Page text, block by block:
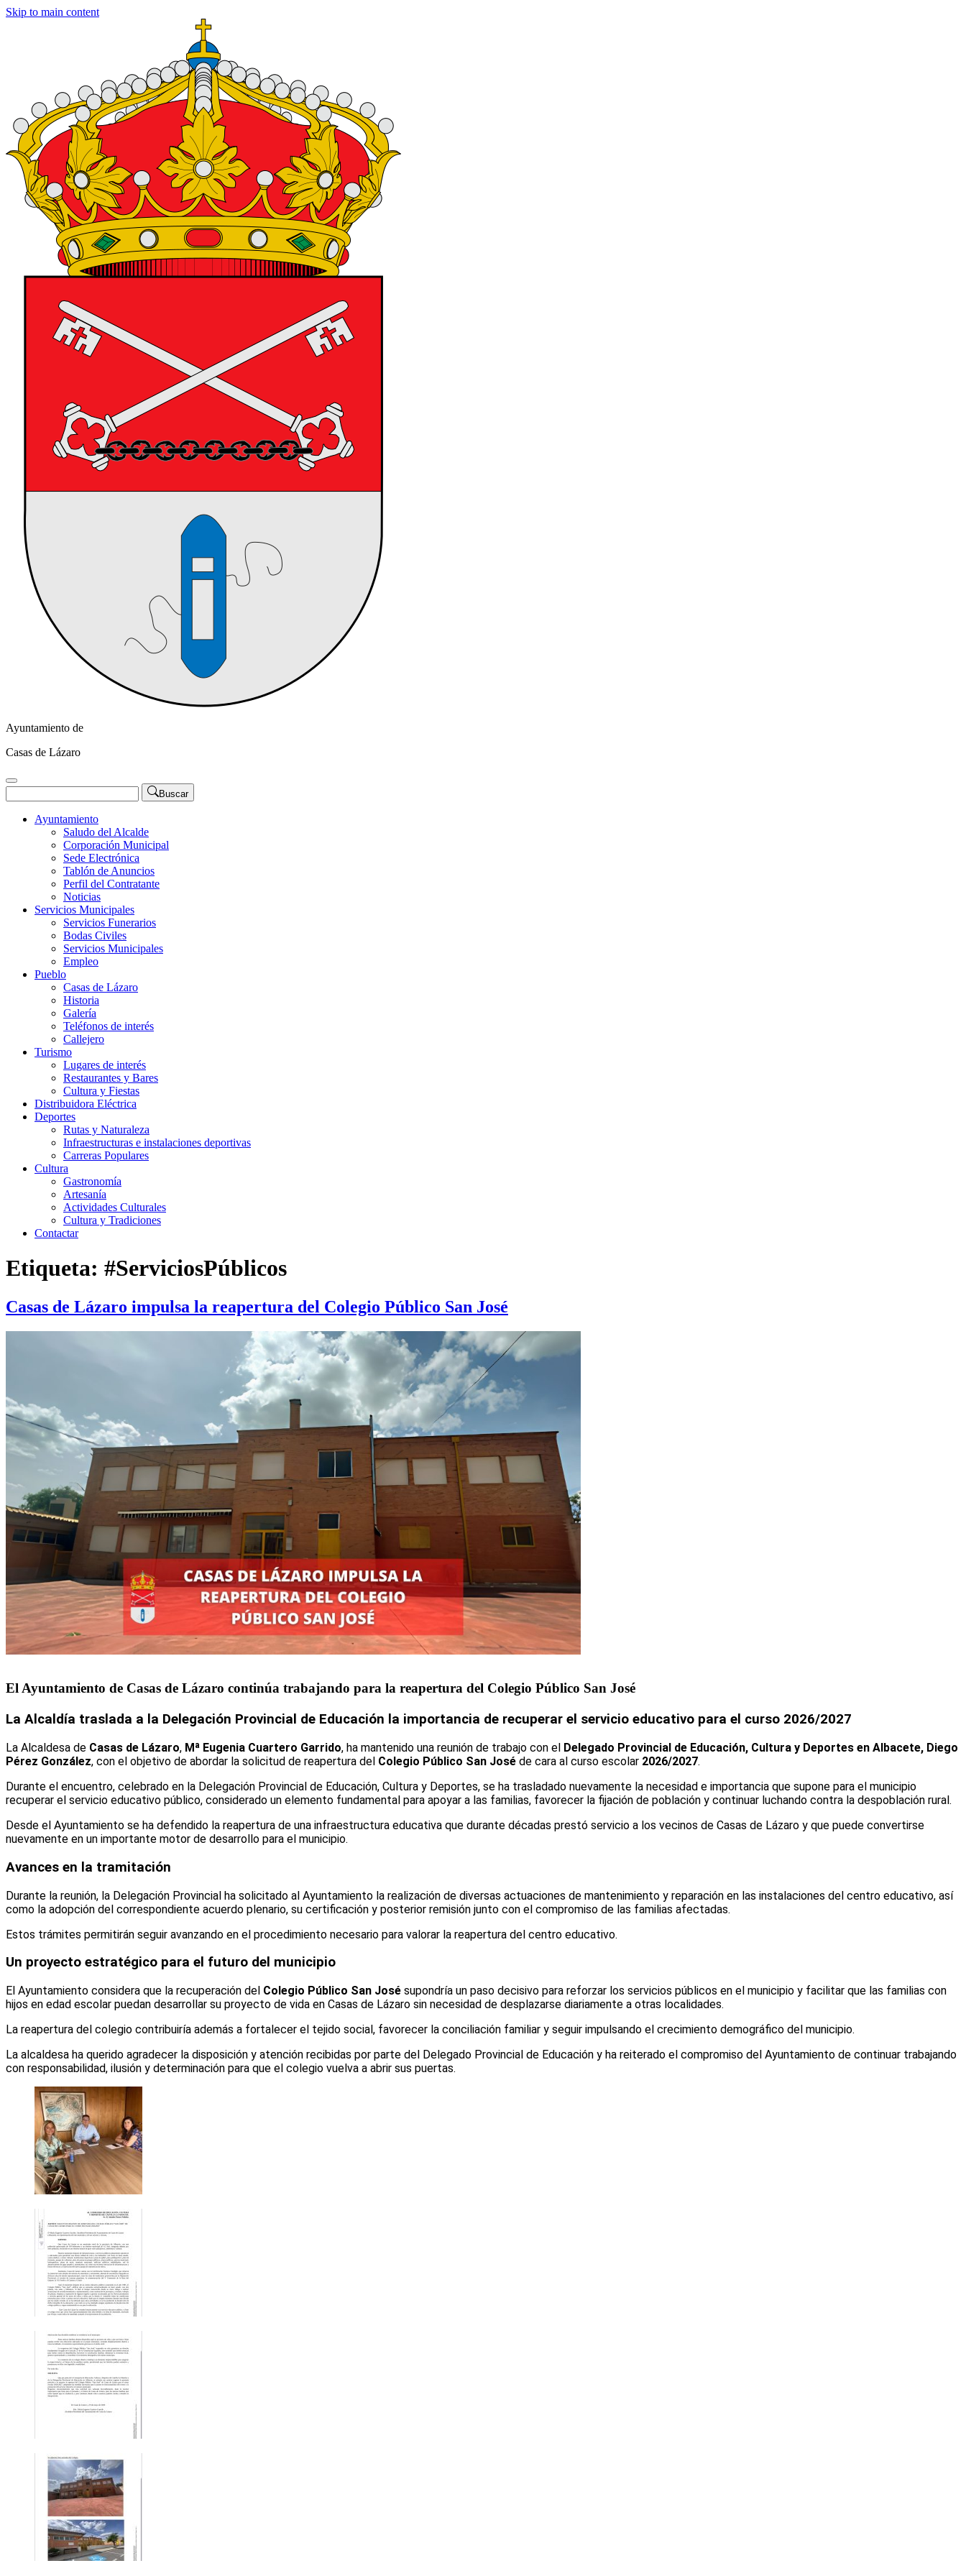
Skip to main content
Ayuntamiento de
Casas de Lázaro
Buscar
Ayuntamiento
Saludo del Alcalde
Corporación Municipal
Sede Electrónica
Tablón de Anuncios
Perfil del Contratante
Noticias
Servicios Municipales
Servicios Funerarios
Bodas Civiles
Servicios Municipales
Empleo
Pueblo
Casas de Lázaro
Historia
Galería
Teléfonos de interés
Callejero
Turismo
Lugares de interés
Restaurantes y Bares
Cultura y Fiestas
Distribuidora Eléctrica
Deportes
Rutas y Naturaleza
Infraestructuras e instalaciones deportivas
Carreras Populares
Cultura
Gastronomía
Artesanía
Actividades Culturales
Cultura y Tradiciones
Contactar
Etiqueta: #ServiciosPúblicos
Casas de Lázaro impulsa la reapertura del Colegio Público San José
El Ayuntamiento de Casas de Lázaro continúa trabajando para la reapertura del Colegio Público San José
La Alcaldía traslada a la Delegación Provincial de Educación la importancia de recuperar el servicio educativo para el curso 2026/2027
La Alcaldesa de Casas de Lázaro, Mª Eugenia Cuartero Garrido, ha mantenido una reunión de trabajo con el Delegado Provincial de Educación, Cultura y Deportes en Albacete, Diego
Pérez González, con el objetivo de abordar la solicitud de reapertura del Colegio Público San José de cara al curso escolar 2026/2027.
Durante el encuentro, celebrado en la Delegación Provincial de Educación, Cultura y Deportes, se ha trasladado nuevamente la necesidad e importancia que supone para el municipio
recuperar el servicio educativo público, considerado un elemento fundamental para apoyar a las familias, favorecer la fijación de población y continuar luchando contra la despoblación rural.
Desde el Ayuntamiento se ha defendido la reapertura de una infraestructura educativa que durante décadas prestó servicio a los vecinos de Casas de Lázaro y que puede convertirse
nuevamente en un importante motor de desarrollo para el municipio.
Avances en la tramitación
Durante la reunión, la Delegación Provincial ha solicitado al Ayuntamiento la realización de diversas actuaciones de mantenimiento y reparación en las instalaciones del centro educativo, así
como la adopción del correspondiente acuerdo plenario, su certificación y posterior remisión junto con el compromiso de las familias afectadas.
Estos trámites permitirán seguir avanzando en el procedimiento necesario para valorar la reapertura del centro educativo.
Un proyecto estratégico para el futuro del municipio
El Ayuntamiento considera que la recuperación del Colegio Público San José supondría un paso decisivo para reforzar los servicios públicos en el municipio y facilitar que las familias con
hijos en edad escolar puedan desarrollar su proyecto de vida en Casas de Lázaro sin necesidad de desplazarse diariamente a otras localidades.
La reapertura del colegio contribuiría además a fortalecer el tejido social, favorecer la conciliación familiar y seguir impulsando el crecimiento demográfico del municipio.
La alcaldesa ha querido agradecer la disposición y atención recibidas por parte del Delegado Provincial de Educación y ha reiterado el compromiso del Ayuntamiento de continuar trabajando
con responsabilidad, ilusión y determinación para que el colegio vuelva a abrir sus puertas.